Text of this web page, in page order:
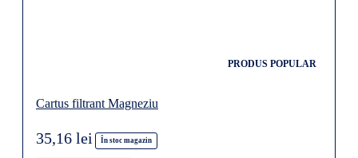
PRODUS POPULAR
Cartus filtrant Magneziu
În stoc magazin
35,16 lei